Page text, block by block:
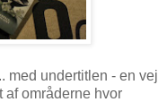
med undertitlen - en vej
af områderne hvor